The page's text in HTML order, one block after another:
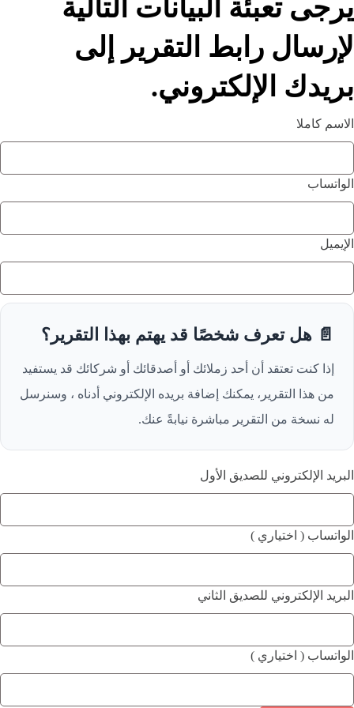
يرجى تعبئة البيانات التالية
لإرسال رابط التقرير إلى
بريدك الإلكتروني.
الاسم كاملا
الواتساب
الإيميل
📄 هل تعرف شخصًا قد يهتم بهذا التقرير؟
إذا كنت تعتقد أن أحد زملائك أو أصدقائك أو شركائك قد يستفيد
من هذا التقرير، يمكنك إضافة بريده الإلكتروني أدناه ، وسنرسل
له نسخة من التقرير مباشرة نيابةً عنك.
البريد الإلكتروني للصديق الأول
الواتساب ( اختياري )
البريد الإلكتروني للصديق الثاني
الواتساب ( اختياري )